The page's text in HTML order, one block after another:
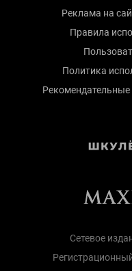
Реклама на
Правила
Политика
Рекомендательные
Сетевое